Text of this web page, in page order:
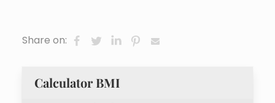
Share on:
Calculator BMI